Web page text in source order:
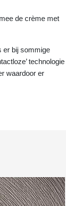
de crème met
er bij sommige
technologie
waardoor er